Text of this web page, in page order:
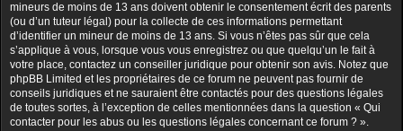
mineurs de moins de 13 ans doivent obtenir le consentement écrit des parents
(ou d’un tuteur légal) pour la collecte de ces informations permettant
d’identifier un mineur de moins de 13 ans. Si vous n’êtes pas sûr que cela
s’applique à vous, lorsque vous vous enregistrez ou que quelqu’un le fait à
votre place, contactez un conseiller juridique pour obtenir son avis. Notez que
phpBB Limited et les propriétaires de ce forum ne peuvent pas fournir de
conseils juridiques et ne sauraient être contactés pour des questions légales
de toutes sortes, à l’exception de celles mentionnées dans la question « Qui
contacter pour les abus ou les questions légales concernant ce forum ? ».